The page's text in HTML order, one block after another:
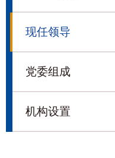
现任领导
党委组成
机构设置